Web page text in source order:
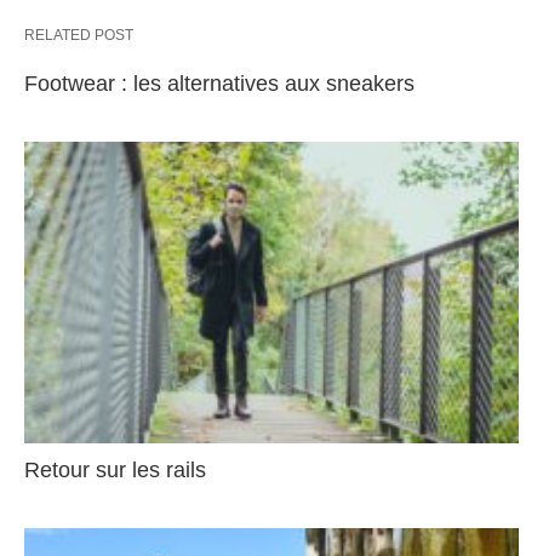
RELATED POST
Footwear : les alternatives aux sneakers
Retour sur les rails